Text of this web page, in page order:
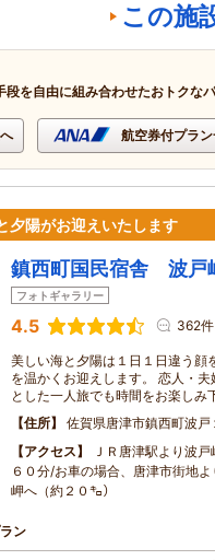
この施
段を自由に組み合わせたおトクな
航空券付プラ
陽がお迎えいたします
鎮西町国民宿舎 波戸
フォトギャラリー
4.5 362件
美しい海と夕陽は１日１日違う顔
を温かくお迎えします。 恋人・
とした一人旅でも時間をお楽しみ
住所
佐賀県唐津市鎮西町波戸
アクセス
ＪＲ唐津駅より波
６０分/お車の場合、唐津市街地
岬へ（約２０㌔）
ン